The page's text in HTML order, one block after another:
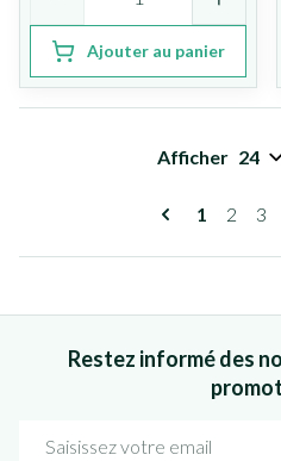
Ajouter au panier
Vous
1 Page
2 3
Afficher
Restez informé des